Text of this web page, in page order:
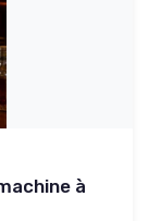
à